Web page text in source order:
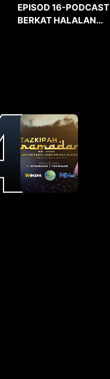
EPISOD 16-PODCAST
BERKAT HALALAN